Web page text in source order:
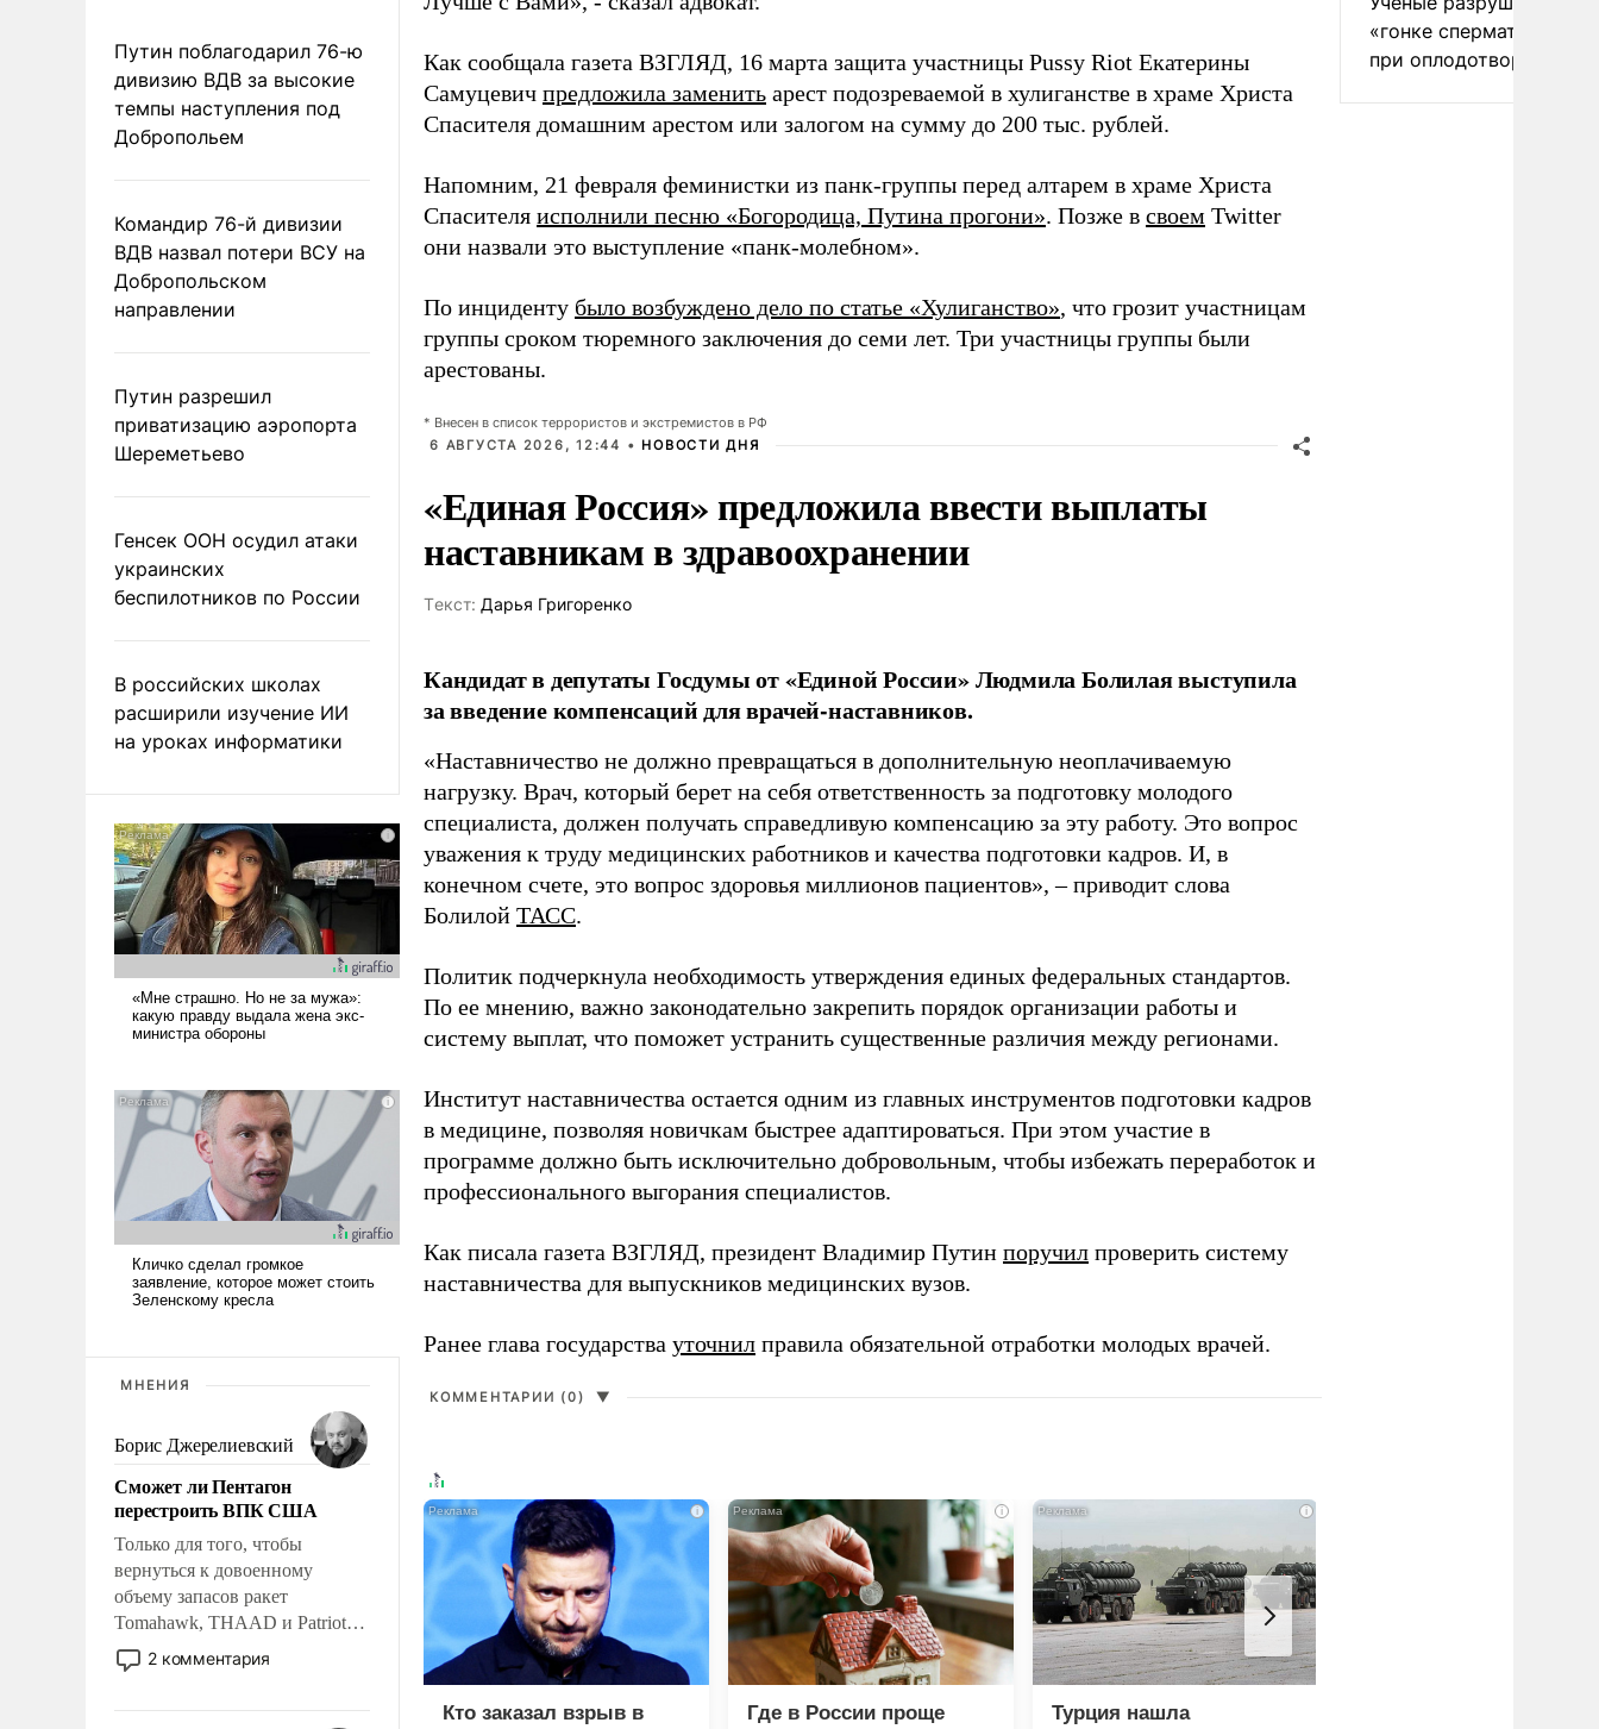
Путин поблагодарил 76-ю
дивизию ВДВ за высокие
темпы наступления под
Добропольем
Командир 76-й дивизии
ВДВ назвал потери ВСУ на
Добропольском
направлении
Путин разрешил
приватизацию аэропорта
Шереметьево
Генсек ООН осудил атаки
украинских
беспилотников по России
В российских школах
расширили изучение ИИ
на уроках информатики
МНЕНИЯ
Борис Джерелиевский
Сможет ли Пентагон
перестроить ВПК США
Только для того, чтобы
вернуться к довоенному
объему запасов ракет
Tomahawk, THAAD и Patriot
США потребуется более трех
лет. Даже небольшая война с
2 комментария
Как сообщала газета ВЗГЛЯД, 16 марта защита участницы Pussy Riot Екатерины
Самуцевич предложила заменить арест подозреваемой в хулиганстве в храме Христа
Спасителя домашним арестом или залогом на сумму до 200 тыс. рублей.
Напомним, 21 февраля феминистки из панк-группы перед алтарем в храме Христа
Спасителя исполнили песню «Богородица, Путина прогони». Позже в своем Twitter
они назвали это выступление «панк-молебном».
По инциденту было возбуждено дело по статье «Хулиганство», что грозит участницам
группы сроком тюремного заключения до семи лет. Три участницы группы были
арестованы.
* Внесен в список террористов и экстремистов в РФ
6 АВГУСТА 2026, 12:44 • НОВОСТИ ДНЯ
«Единая Россия» предложила ввести выплаты
наставникам в здравоохранении
Tекст: Дарья Григоренко
Кандидат в депутаты Госдумы от «Единой России» Людмила Болилая выступила
за введение компенсаций для врачей-наставников.
«Наставничество не должно превращаться в дополнительную неоплачиваемую
нагрузку. Врач, который берет на себя ответственность за подготовку молодого
специалиста, должен получать справедливую компенсацию за эту работу. Это вопрос
уважения к труду медицинских работников и качества подготовки кадров. И, в
конечном счете, это вопрос здоровья миллионов пациентов», – приводит слова
Болилой ТАСС.
Политик подчеркнула необходимость утверждения единых федеральных стандартов.
По ее мнению, важно законодательно закрепить порядок организации работы и
систему выплат, что поможет устранить существенные различия между регионами.
Институт наставничества остается одним из главных инструментов подготовки кадров
в медицине, позволяя новичкам быстрее адаптироваться. При этом участие в
программе должно быть исключительно добровольным, чтобы избежать переработок и
профессионального выгорания специалистов.
Как писала газета ВЗГЛЯД, президент Владимир Путин поручил проверить систему
наставничества для выпускников медицинских вузов.
Ранее глава государства уточнил правила обязательной отработки молодых врачей.
КОММЕНТАРИИ (0) ▼
i
Кто заказал взрыв в
i
Где в России проще
i
Турция нашла
«гонке
при оплодотворении